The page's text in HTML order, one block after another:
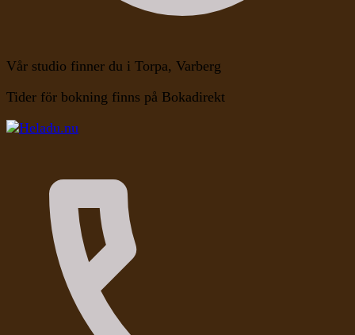
Vår studio finner du i Torpa, Varberg
Tider för bokning finns på Bokadirekt
Heladu.nu